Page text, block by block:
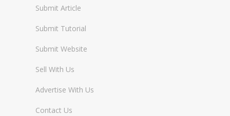
Submit Article
Submit Tutorial
Submit Website
Sell With Us
Advertise With Us
Contact Us